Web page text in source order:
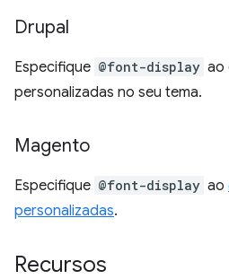
Drupal
Especifique @font-display ao
personalizadas no seu tema.
Magento
Especifique @font-display ao
personalizadas.
Recursos